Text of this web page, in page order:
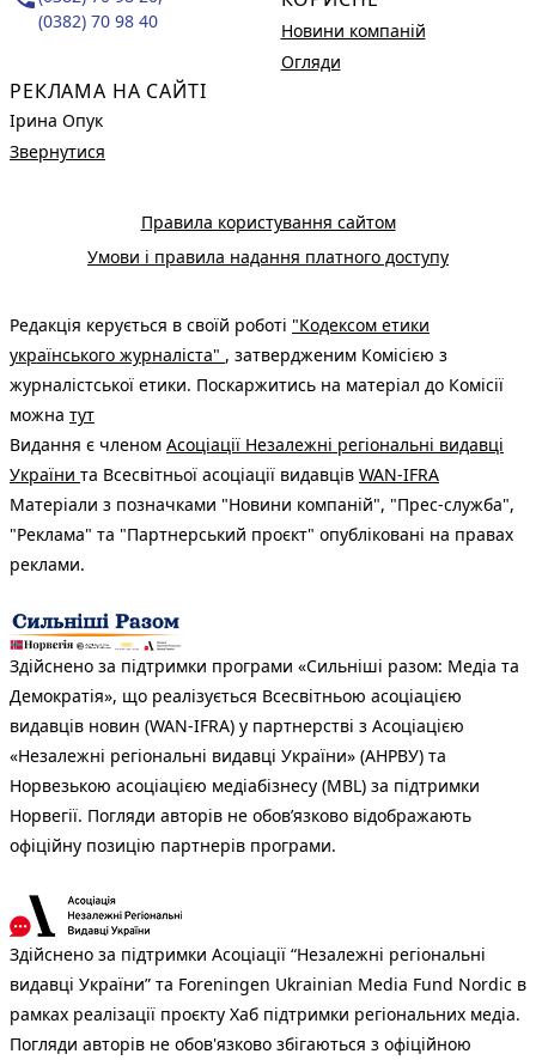
(0382) 70 98 40
РЕКЛАМА НА САЙТІ
Ірина Опук
Звернутися
Новини компаній
Огляди
Правила користування сайтом
Умови і правила надання платного доступу
Редакція керується в своїй роботі "Кодексом етики
українського журналіста" , затвердженим Комісією з
журналістської етики. Поскаржитись на матеріал до Комісії
можна тут
Видання є членом Асоціації Незалежні регіональні видавці
України та Всесвітньої асоціації видавців WAN-IFRA
Матеріали з позначками "Новини компаній", "Прес-служба",
"Реклама" та "Партнерський проєкт" опубліковані на правах
реклами.
Здійснено за підтримки програми «Сильніші разом: Медіа та
Демократія», що реалізується Всесвітньою асоціацією
видавців новин (WAN-IFRA) у партнерстві з Асоціацією
«Незалежні регіональні видавці України» (АНРВУ) та
Норвезькою асоціацією медіабізнесу (MBL) за підтримки
Норвегії. Погляди авторів не обов’язково відображають
офіційну позицію партнерів програми.
Здійснено за підтримки Асоціації “Незалежні регіональні
видавці України” та Foreningen Ukrainian Media Fund Nordic в
рамках реалізації проєкту Хаб підтримки регіональних медіа.
Погляди авторів не обов'язково збігаються з офіційною